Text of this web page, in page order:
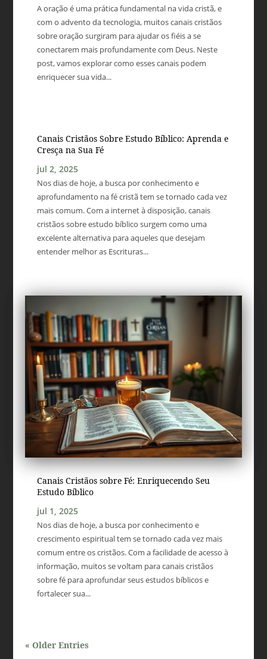
A oração é uma prática fundamental na vida cristã, e
com o advento da tecnologia, muitos canais cristãos
sobre oração surgiram para ajudar os fiéis a se
conectarem mais profundamente com Deus. Neste
post, vamos explorar como esses canais podem
enriquecer sua vida...
Canais Cristãos Sobre Estudo Bíblico: Aprenda e
Cresça na Sua Fé
jul 2, 2025
Nos dias de hoje, a busca por conhecimento e
aprofundamento na fé cristã tem se tornado cada vez
mais comum. Com a internet à disposição, canais
cristãos sobre estudo bíblico surgem como uma
excelente alternativa para aqueles que desejam
entender melhor as Escrituras...
Canais Cristãos sobre Fé: Enriquecendo Seu
Estudo Bíblico
jul 1, 2025
Nos dias de hoje, a busca por conhecimento e
crescimento espiritual tem se tornado cada vez mais
comum entre os cristãos. Com a facilidade de acesso à
informação, muitos se voltam para canais cristãos
sobre fé para aprofundar seus estudos bíblicos e
fortalecer sua...
« Older Entries